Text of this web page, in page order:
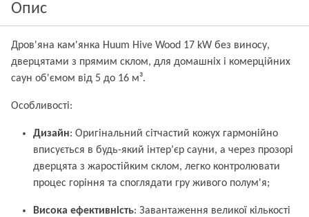
Опис
Дров'яна кам'янка Huum Hive Wood 17 kW без виносу,
дверцятами з прямим склом, для домашніх і комерційних
саун об'ємом від 5 до 16 м³.
Особливості:
Дизайн: Оригінальний сітчастий кожух гармонійно
вписується в будь-який інтер’єр сауни, а через прозорі
дверцята з жаростійким склом, легко контролювати
процес горіння та споглядати гру живого полум'я;
Висока ефективність: Завантаження великої кількості